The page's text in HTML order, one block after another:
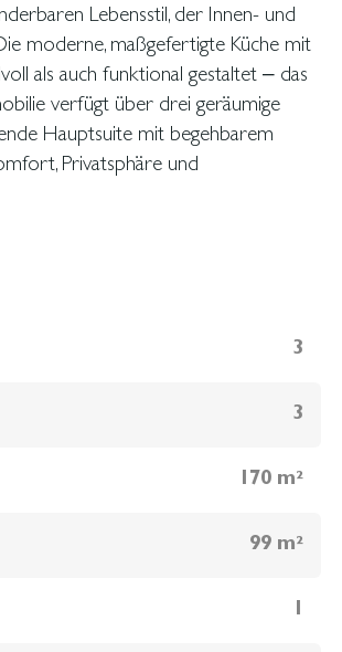
Lebensstil, der Innen- und
moderne, maßgefertigte Küche mit
als auch funktional gestaltet – das
verfügt über drei geräumige
Hauptsuite mit begehbarem
Privatsphäre und
und hervorragender
eine seltene Kombination aus
Sie Ihren Morgenkaffee auf der
von der Dachterrasse aus
dass sich jeder Tag wie
3
3
170 m²
99 m²
1